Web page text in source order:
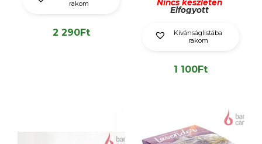
rakom
2 290Ft
Nincs készleten
Elfogyott
Kívánságlistába
rakom
1 100Ft